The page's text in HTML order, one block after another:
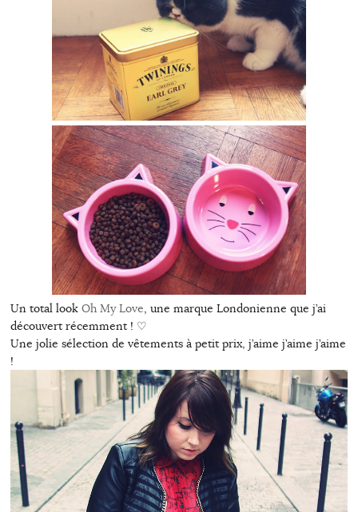
Un total look Oh My Love, une marque Londonienne que j’ai
découvert récemment ! ♡
Une jolie sélection de vêtements à petit prix, j’aime j’aime j’aime
!